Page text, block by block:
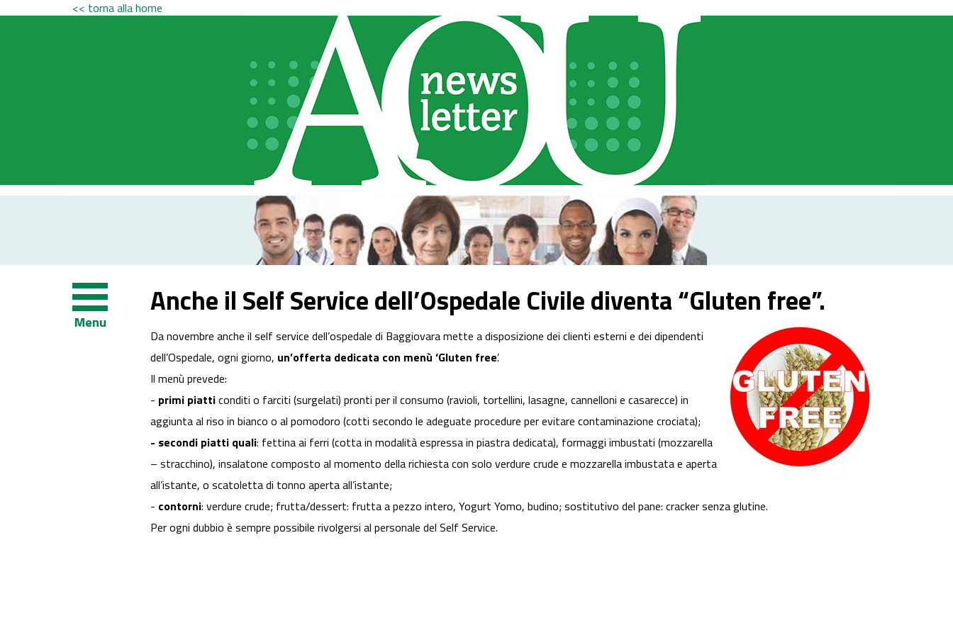
<< torna alla home
Menu
Anche il Self Service dell’Ospedale Civile diventa “Gluten free”.
Da novembre anche il self service dell’ospedale di Baggiovara mette a disposizione dei clienti esterni e dei dipendenti
dell’Ospedale, ogni giorno, un’offerta dedicata con menù ‘Gluten free’.
Il menù prevede:
- primi piatticonditi o farciti (surgelati) pronti per il consumo (ravioli, tortellini, lasagne, cannelloni e casarecce) in
aggiunta al riso in bianco o al pomodoro (cotti secondo le adeguate procedure per evitare contaminazione crociata);
- secondi piatti quali: fettina ai ferri (cotta in modalità espressa in piastra dedicata), formaggi imbustati (mozzarella
– stracchino), insalatone composto al momento della richiesta con solo verdure crude e mozzarella imbustata e aperta
all’istante, o scatoletta di tonno aperta all’istante;
- contorni: verdure crude; frutta/dessert: frutta a pezzo intero, Yogurt Yomo, budino; sostitutivo del pane: cracker senza glutine.
Per ogni dubbio è sempre possibile rivolgersi al personale del Self Service.